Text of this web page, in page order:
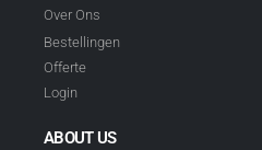
Over Ons
Bestellingen
Offerte
Login
ABOUT US